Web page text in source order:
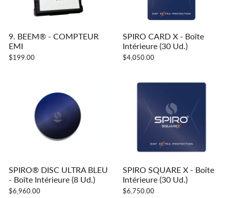
9. BEEM® - COMPTEUR
EMI
$199.00
SPIRO CARD X - Boîte
Intérieure (30 Ud.)
$4,050.00
SPIRO® DISC ULTRA BLEU
- Boîte Intérieure (8 Ud.)
$6,960.00
SPIRO SQUARE X - Boîte
Intérieure (30 Ud.)
$6,750.00